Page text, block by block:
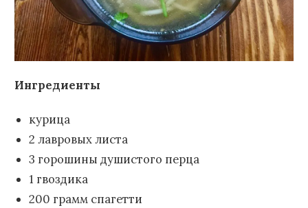
Ингредиенты
курица
2 лавровых листа
3 горошины душистого перца
1 гвоздика
200 грамм спагетти